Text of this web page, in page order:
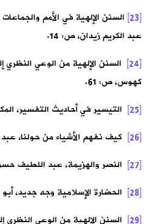
[23]
السنن الإلهية في الأمم
عبد الكريم زيدان، ص: 14.
[24]
السنن الإلهية من الوعي
كهوس، ص: 61.
[25]
التيسير في أحاديث التفسير، المكي
[26]
كيف نفهم الأشياء من حولنا، عبد
[27]
النصر والهزيمة، عبد اللطيف حسن
[28]
الحضارة الإسلامية وجه جديد، أبو
[29]
السنن الإلهية من الوعي النظري